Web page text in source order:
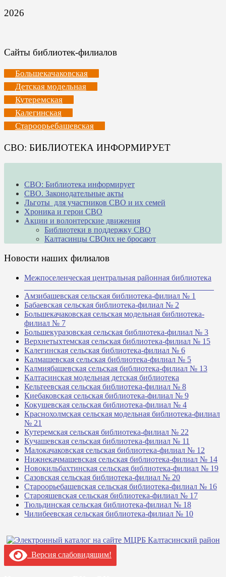
2026
Сайты библиотек-филиалов
Большекачаковская
Детская модельная
Кутеремская
Калегинская
Староорьебашевская
СВО: БИБЛИОТЕКА ИНФОРМИРУЕТ
СВО: Библиотека информирует
СВО. Законодательные акты
Льготы для участников СВО и их семей
Хроника и герои СВО
Акции и волонтерские движения
Библиотеки в поддержку СВО
Калтасинцы СВОих не бросают
Новости наших филиалов
Межпоселенческая центральная районная библиотека
Амзибашевская сельская библиотека-филиал № 1
Бабаевская сельская библиотека-филиал № 2
Большекачаковская сельская модельная библиотека-
филиал № 7
Большекуразовская сельская библиотека-филиал № 3
Верхнетыхтемская сельская библиотека-филиал № 15
Калегинская сельская библиотека-филиал № 6
Калмашевская сельская библиотека-филиал № 5
Калмиябашевская сельская библиотека-филиал № 13
Калтасинская модельная детская библиотека
Кельтеевская сельская библиотека-филиал № 8
Киебаковская сельская библиотека-филиал № 9
Кокушевская сельская библиотека-филиал № 4
Краснохолмская сельская модельная библиотека-филиал
№ 21
Кутеремская сельская библиотека-филиал № 22
Кучашевская сельская библиотека-филиал № 11
Малокачаковская сельская библиотека-филиал № 12
Нижнекачмашевская сельская библиотека-филиал № 14
Новокильбахтинская сельская библиотека-филиал № 19
Сазовская сельская библиотека-филиал № 20
Староорьебашевская сельская библиотека-филиал № 16
Старояшевская сельская библиотека-филиал № 17
Тюльдинская сельская библиотека-филиал № 18
Чилибеевская сельская библиотека-филиал № 10
Версия слабовидящим!